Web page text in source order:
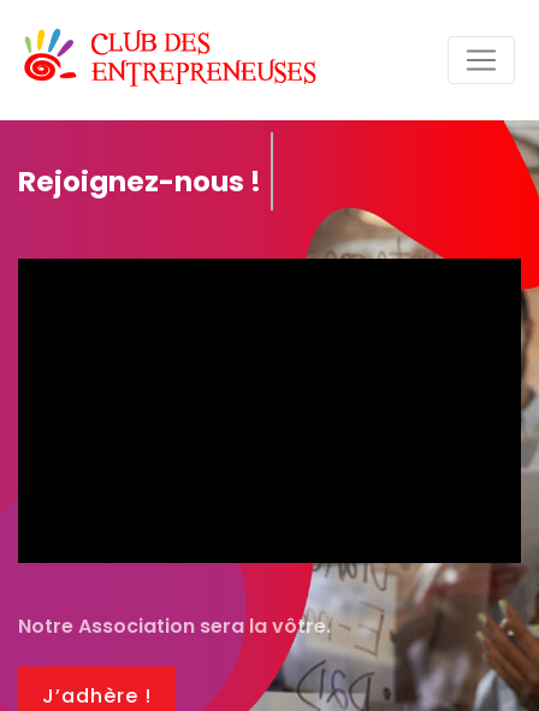
Rejoignez-nous !
Notre Association sera la vôtre.
J’adhère !